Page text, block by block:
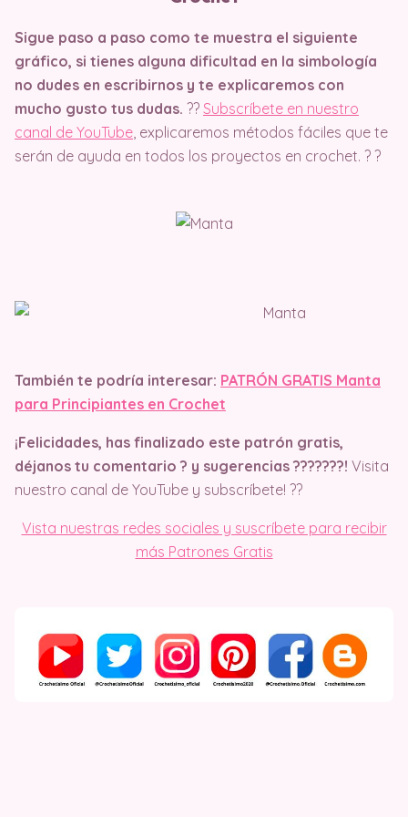
Sigue paso a paso como te muestra el siguiente
gráfico, si tienes alguna dificultad en la simbología
no dudes en escribirnos y te explicaremos con
mucho gusto tus dudas. ?? Subscríbete en nuestro
canal de YouTube, explicaremos métodos fáciles que te
serán de ayuda en todos los proyectos en crochet. ? ?
También te podría interesar: PATRÓN GRATIS Manta
para Principiantes en Crochet
¡Felicidades, has finalizado este patrón gratis,
déjanos tu comentario ? y sugerencias ??‍?​​??​??​! Visita
nuestro canal de YouTube y subscríbete! ??
Vista nuestras redes sociales y suscríbete para recibir
más Patrones Gratis